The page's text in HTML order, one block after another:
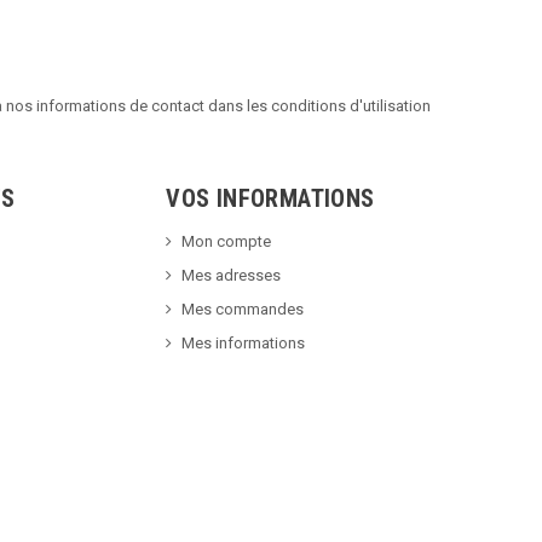
informations de contact dans les conditions d'utilisation
VOS INFORMATIONS
Mon compte
Mes adresses
Mes commandes
Mes informations